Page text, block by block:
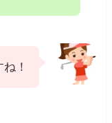
！